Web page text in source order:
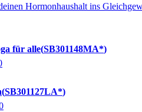
Hormonhaushalt ins
für alle SB301148MA*
SB301127LA*